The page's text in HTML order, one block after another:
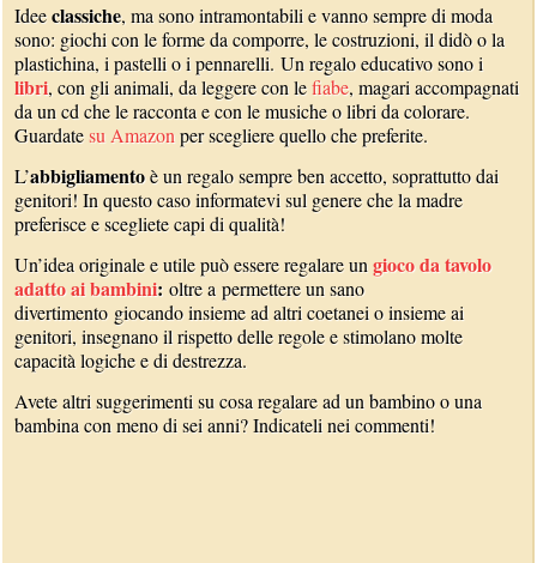
Ideeclassiche, ma sono intramontabili e vanno sempre di moda
sono: giochi con le forme da comporre, le costruzioni, il didò o la
plastichina, i pastelli o i pennarelli. Un regalo educativo sono i
libri, con gli animali, da leggere con lefiabe, magari accompagnati
da un cd che le racconta e con le musiche o libri da colorare.
Guardatesu Amazonper scegliere quello che preferite.
L’abbigliamentoè un regalo sempre ben accetto, soprattutto dai
genitori! In questo caso informatevi sul genere che la madre
preferisce e scegliete capi di qualità!
Un’idea originale e utile può essere regalare ungioco da tavolo
adatto ai bambini: oltre a permettere un sano
divertimento giocando insieme ad altri coetanei o insieme ai
genitori, insegnano il rispetto delle regole e stimolano molte
capacità logiche e di destrezza.
Avete altri suggerimenti su cosa regalare ad un bambino o una
bambina con meno di sei anni? Indicateli nei commenti!